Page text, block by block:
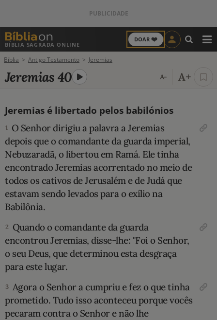
BÍBLIA SAGRADA ONLINE
DOAR ❤️
ANTIGO TESTAMENTO
VERSÍCULOS
VERSÍCULO DO DIA
PALAVRA DO DIA
SALMO DO DIA
DEVOCIONAL DIÁRIO
10 MANDAMENTOS
ESTUDOS BÍBLICOS
ESBOÇOS DE PREGAÇÃO
TEMAS
Bíblia Antigo Testamento Jeremias
Jeremias 40 A- A+
Jeremias é libertado pelos babilónios
1 O Senhor dirigiu a palavra a Jere­mias
depois que o comandante da guarda impe­rial,
Nebuzaradã, o libertou em Ramá. Ele tinha
encontrado Jeremias acorrentado no meio de
todos os cativos de Jerusalém e de Judá que
estavam sendo levados para o exílio na
Babilônia.
2 Quan­do o comandante da guarda
encontrou Jeremias, disse-lhe: "Foi o Senhor,
o seu Deus, que determinou esta desgraça
para este lugar.
3 Agora o Senhor a cumpriu e fez o que tinha
prometi­do. Tudo isso aconteceu porque vocês
pecaram contra o Senhor e não lhe